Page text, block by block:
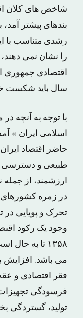
شاخص های کلان
بندهای پیشتر
رشدی متناسب با
را نشان نمی
اقتصادی جمهوری
سال باید شکست
با توجه به آنچه
اسلامی ایران »
حاضر اقتصاد
طبیعی و دسترسی
ارزشمند، از
در زمره کشورهای
تحرک و پویایی در
وجود یک رکود
۱۳۵۸ تا به
می باشد. افزایش
فقر اقتصادی و
فرسودگی تجهیزات
تولید، گستردگی